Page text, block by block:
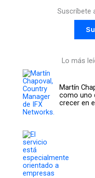
Suscríbete
Lo más
Martín
como uno
crecer en